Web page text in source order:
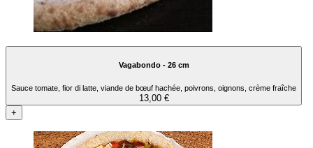
Vagabondo - 26 cm
Sauce tomate, fior di latte, viande de bœuf hachée, poivrons, oignons, crème fraîche
13,00 €
+